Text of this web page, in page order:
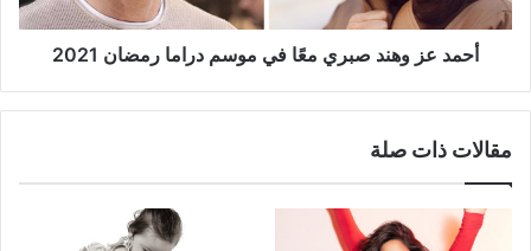
رمضان
2021أحمد عز وهند صبري معًا في موسم دراما رمضان 2021
مقالات ذات صلة